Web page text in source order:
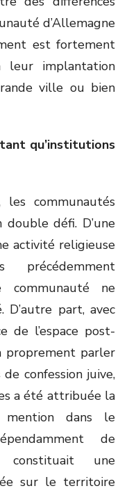
d’Allemagne
est fortement
implantation
ville ou bien
qu’institutions
communautés
défi. D’une
activité religieuse
précédemment
communauté ne
D’autre part, avec
de l’espace post-
proprement parler
confession juive,
a été attribuée la
dans le
de
constituait une
sur le territoire